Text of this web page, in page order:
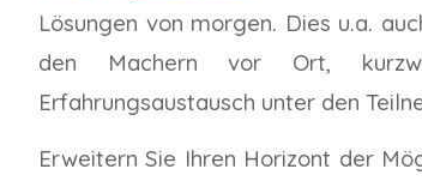
Lösungen von morgen. Dies u.a.
den Machern vor Ort,
Erfahrungsaustausch unter den
Erweitern Sie Ihren Horizont der